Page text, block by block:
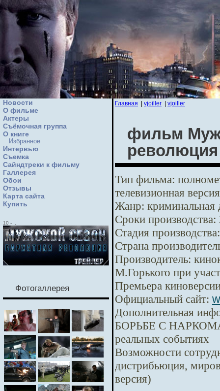
Новости
О фильме
Актеры
Съёмочная группа
О книге
Избранное
Интервью
Cъемка
Сайндтреки к фильму
Галлерея
Обои
Отзывы
Карта сайта
Купить
10 -
Фотогаллерея
Главная vjoiller vjoiller
фильм
революция
Тип фильма:
телевизионная
Жанр: криминальная
Сроки производства:
Стадия производства:
Страна
Производитель:
М.Горького при
Премьера
Официальный сайт:
Дополнительная
БОРЬБЕ С
реальных событиях
Возможности
дистрибьюция,
версия)